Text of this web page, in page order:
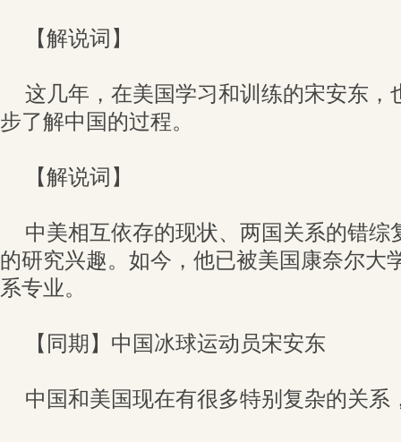
【解说词】
这几年，在美国学习和训练的宋安东，
步了解中国的过程。
【解说词】
中美相互依存的现状、两国关系的错综
的研究兴趣。如今，他已被美国康奈尔大
系专业。
【同期】中国冰球运动员宋安东
中国和美国现在有很多特别复杂的关系